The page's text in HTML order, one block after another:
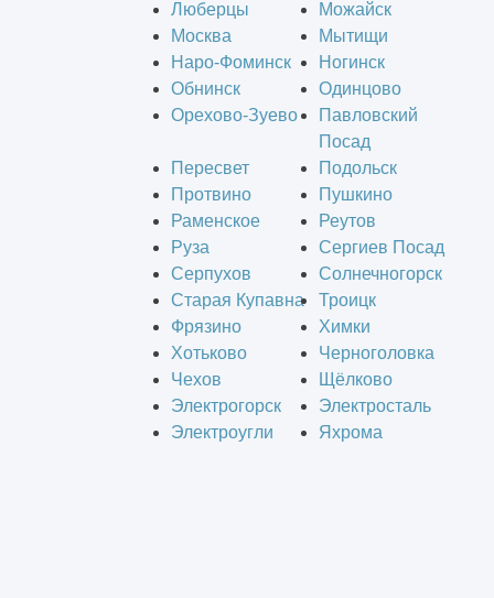
Люберцы
Можайск
Москва
Мытищи
Наро-Фоминск
Ногинск
Обнинск
Одинцово
Орехово-Зуево
Павловский
Посад
Пересвет
Подольск
Протвино
Пушкино
Раменское
Реутов
Руза
Сергиев Посад
Серпухов
Солнечногорск
Старая Купавна
Троицк
Фрязино
Химки
Хотьково
Черноголовка
Чехов
Щёлково
Электрогорск
Электросталь
Электроугли
Яхрома